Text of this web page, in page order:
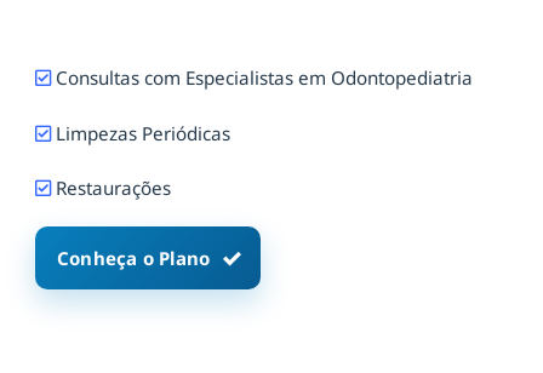
Consultas com Especialistas em Odontopediatria
Limpezas Periódicas
Restaurações
Conheça o Plano